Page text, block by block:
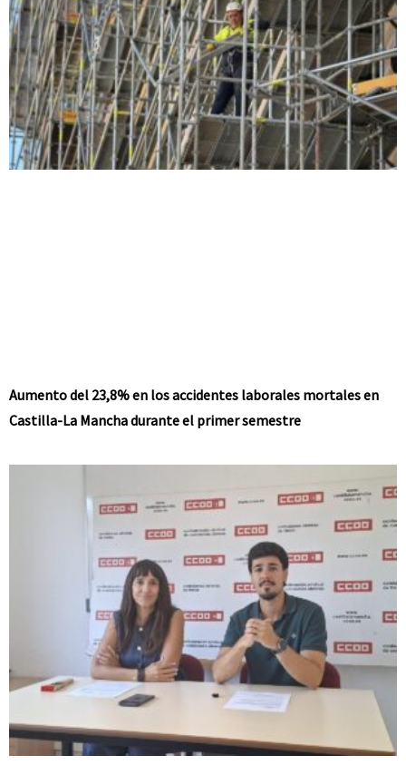
Aumento del 23,8% en los accidentes laborales mortales en
Castilla-La Mancha durante el primer semestre